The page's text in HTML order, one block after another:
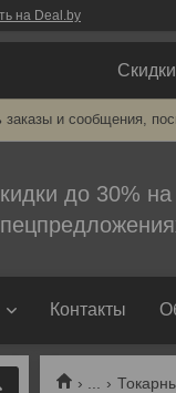
на Deal.by
и сообщения,
до 30%
Контакты